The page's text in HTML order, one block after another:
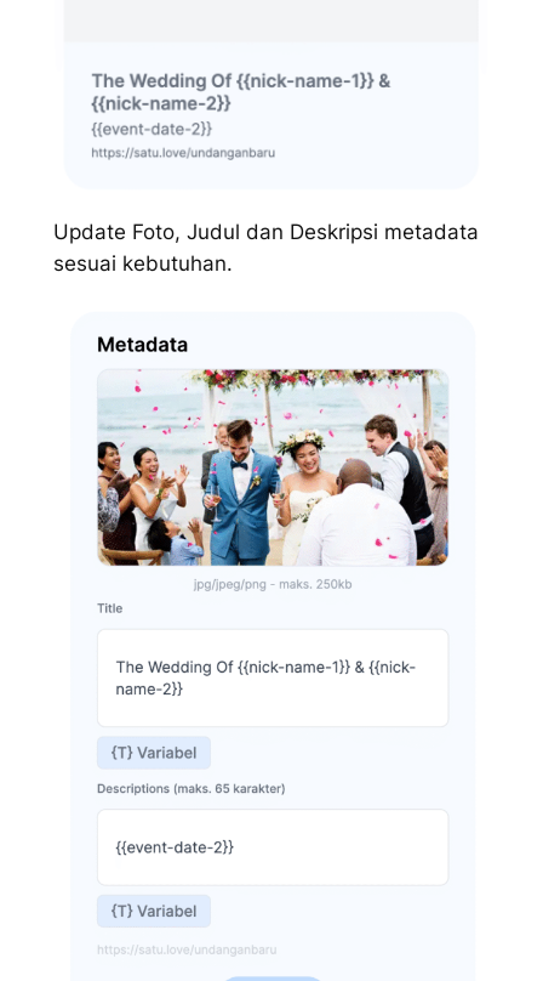
Update Foto, Judul dan Deskripsi metadata
sesuai kebutuhan.